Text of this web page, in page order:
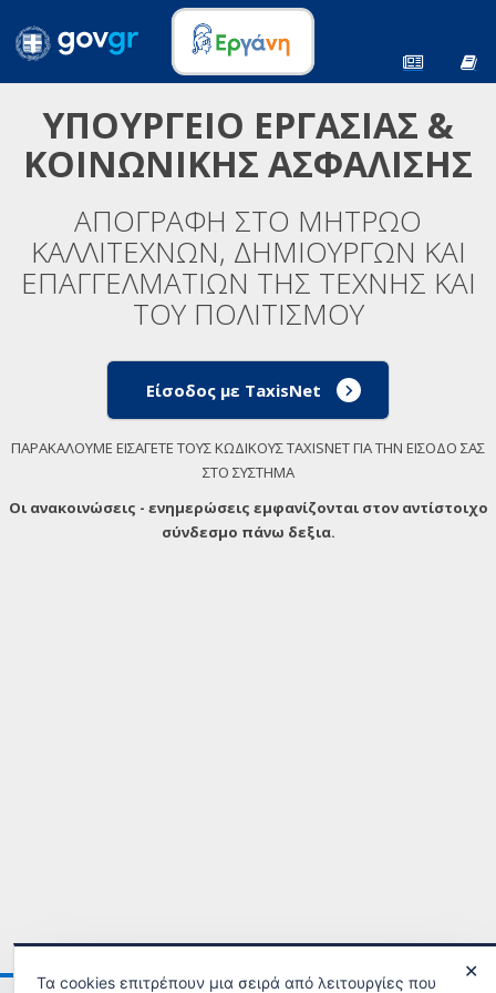
ΥΠΟΥΡΓΕΙΟ ΕΡΓΑΣΙΑΣ &
ΚΟΙΝΩΝΙΚΗΣ ΑΣΦΑΛΙΣΗΣ
ΑΠΟΓΡΑΦΗ ΣΤΟ ΜΗΤΡΩΟ
ΚΑΛΛΙΤΕΧΝΩΝ, ΔΗΜΙΟΥΡΓΩΝ ΚΑΙ
ΕΠΑΓΓΕΛΜΑΤΙΩΝ ΤΗΣ ΤΕΧΝΗΣ ΚΑΙ
ΤΟΥ ΠΟΛΙΤΙΣΜΟΥ
Είσοδος με TaxisNet
ΠΑΡΑΚΑΛΟΥΜΕ ΕΙΣΑΓΕΤΕ ΤΟΥΣ ΚΩΔΙΚΟΥΣ TAXISNET ΓΙΑ ΤΗΝ ΕΙΣΟΔΟ ΣΑΣ
ΣΤΟ ΣΥΣΤΗΜΑ
Οι ανακοινώσεις - ενημερώσεις εμφανίζονται στον αντίστοιχο
σύνδεσμο πάνω δεξια.
✕
Τα cookies επιτρέπουν μια σειρά από λειτουργίες που